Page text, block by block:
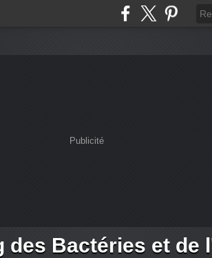
Publicité
des Bactéries et de